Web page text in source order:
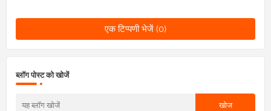
एक टिप्पणी भेजें (0)
ब्लॉग पोस्ट को खोजें